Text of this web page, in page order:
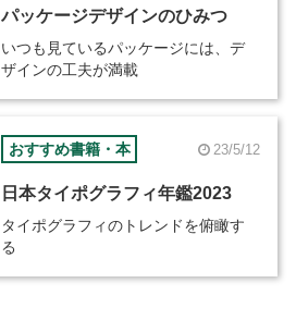
パッケージデザインのひみつ
いつも見ているパッケージには、デ
ザインの工夫が満載
おすすめ書籍・本 23/5/12
日本タイポグラフィ年鑑2023
タイポグラフィのトレンドを俯瞰す
る